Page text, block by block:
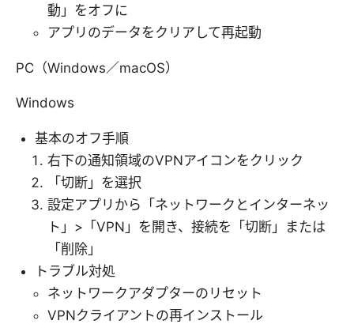
動」をオフに
アプリのデータをクリアして再起動
PC（Windows／macOS）
Windows
基本のオフ手順
右下の通知領域のVPNアイコンをクリック
「切断」を選択
設定アプリから「ネットワークとインターネッ
ト」>「VPN」を開き、接続を「切断」または
「削除」
トラブル対処
ネットワークアダプターのリセット
VPNクライアントの再インストール